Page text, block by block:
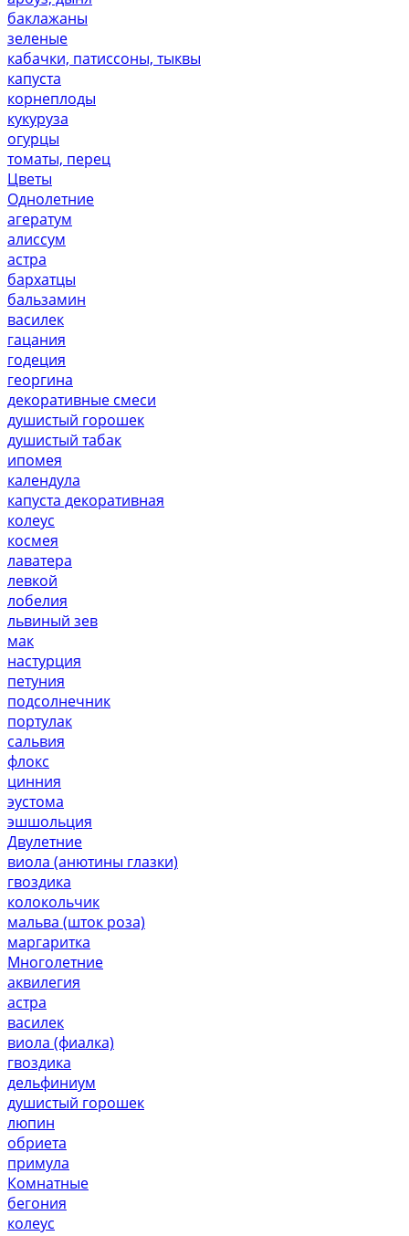
баклажаны
зеленые
кабачки, патиссоны, тыквы
капуста
корнеплоды
кукуруза
огурцы
томаты, перец
Цветы
Однолетние
агератум
алиссум
астра
бархатцы
бальзамин
василек
гацания
годеция
георгина
декоративные смеси
душистый горошек
душистый табак
ипомея
календула
капуста декоративная
колеус
космея
лаватера
левкой
лобелия
львиный зев
мак
настурция
петуния
подсолнечник
портулак
сальвия
флокс
цинния
эустома
эшшольция
Двулетние
виола (анютины глазки)
гвоздика
колокольчик
мальва (шток роза)
маргаритка
Многолетние
аквилегия
астра
василек
виола (фиалка)
гвоздика
дельфиниум
душистый горошек
люпин
обриета
примула
Комнатные
бегония
колеус